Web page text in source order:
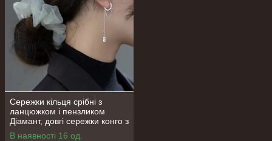
Сережки кільця срібні з
ланцюжком і пензликом
Діамант, довгі сережки конго з
фіанітами, срібло 925 проби
В наявності 16 од.